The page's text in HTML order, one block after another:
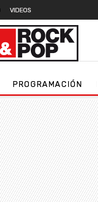
VIDEOS
PROGRAMACIÓN